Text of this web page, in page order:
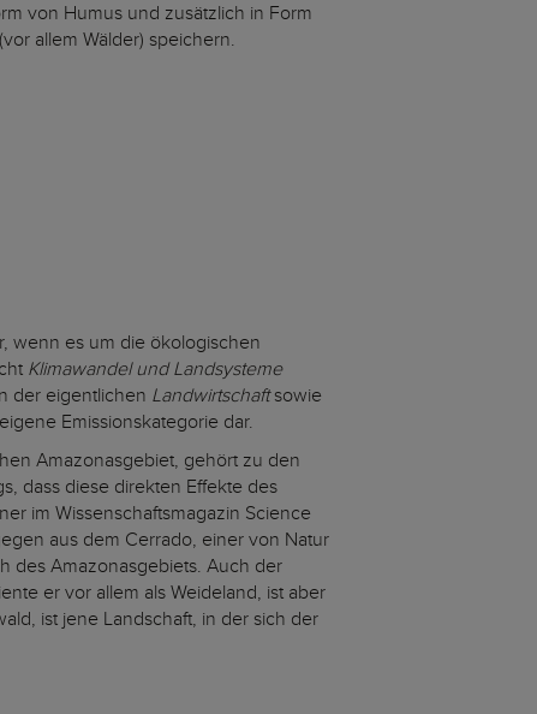
von Humus und zusätzlich in Form
allem Wälder) speichern.
wenn es um die ökologischen
Klimawandel und Landsysteme
der eigentlichen Landwirtschaftsowie
Emissionskategorie dar.
Amazonasgebiet, gehört zu den
dass diese direkten Effekte des
im Wissenschaftsmagazin Science
aus dem Cerrado, einer von Natur
des Amazonasgebiets. Auch der
er vor allem als Weideland, ist aber
ist jene Landschaft, in der sich der